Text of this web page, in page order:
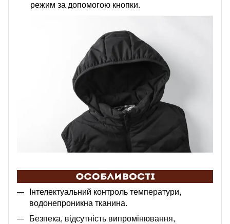
режим за допомогою кнопки.
Інтелектуальний контроль температури,
водонепроникна тканина.
Безпека, відсутність випромінювання,